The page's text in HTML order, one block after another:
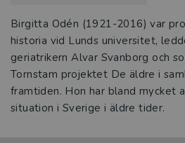
Birgitta Odén (1921-2016) var
historia vid Lunds universitet,
geriatrikern Alvar Svanborg och
Tornstam projektet De äldre i
framtiden. Hon har bland mycket
situation i Sverige i äldre tider.